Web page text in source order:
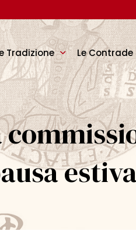
Tradizione Le Contrade